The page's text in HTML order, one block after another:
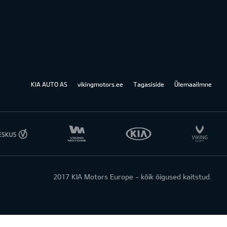
KIA AUTO AS vikingmotors.ee Tagasiside Ülemaailmne
2017 KIA Motors Europe - kõik õigused kaitstud.